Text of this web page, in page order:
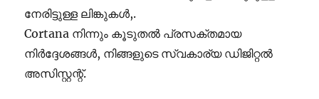
നേരിട്ടുള്ള ലിങ്കുകൾ,.
Cortana നിന്നും കൂടുതൽ പ്രസക്തമായ
നിർദ്ദേശങ്ങൾ, നിങ്ങളുടെ സ്വകാര്യ ഡിജിറ്റൽ
അസിസ്റ്റന്റ്.